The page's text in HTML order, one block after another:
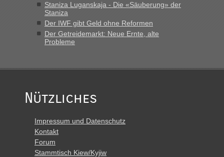
Staniza Luganskaja - Die «Säuberung» der
Staniza
Der IWF gibt Geld ohne Reformen
Der Getreidemarkt: Neue Ernte, alte
Probleme
Nützliches
Impressum und Datenschutz
Kontakt
Forum
Stammtisch Kiew/Kyjiw